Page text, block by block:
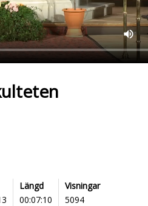
Längd
00:07:10
Visningar
5094